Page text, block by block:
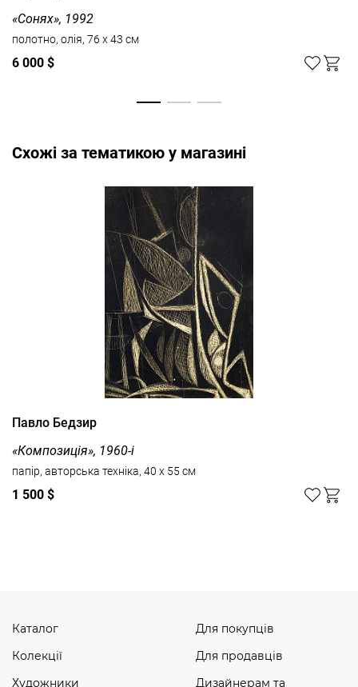
«Сонях», 1992
полотно, олія, 76 x 43 см
6 000 $
Cхожі за тематикою у магазині
Павло Бедзир
«Композиція», 1960-і
папір, авторська техніка, 40 x 55 см
1 500 $
Каталог
Колекції
Художники
Для покупців
Для продавців
Дизайнерам та